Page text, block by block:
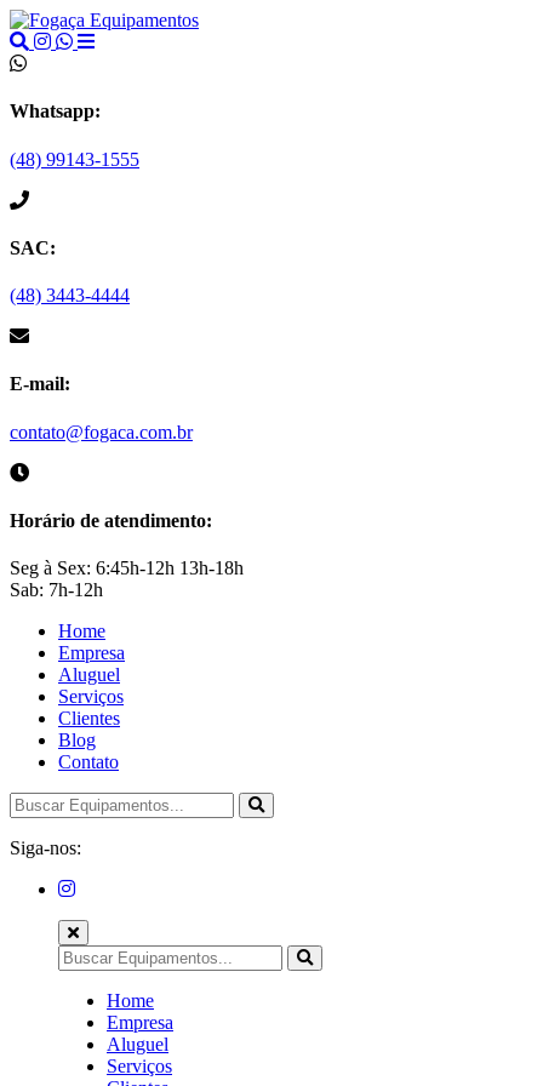
Whatsapp:
(48) 99143-1555
SAC:
(48) 3443-4444
E-mail:
contato@fogaca.com.br
Horário de atendimento:
Seg à Sex: 6:45h-12h 13h-18h
Sab: 7h-12h
Home
Empresa
Aluguel
Serviços
Clientes
Blog
Contato
Siga-nos:
Home
Empresa
Aluguel
Serviços